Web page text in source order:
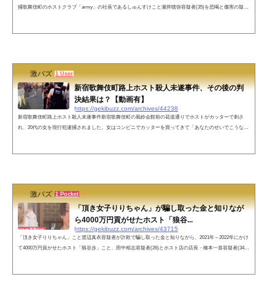
捕歌舞伎町のホストクラブ「army」の社長であるしゅんすけこと瀬井聴弥容疑者(35)を恐喝と傷害の疑い
激バズ 1 User
新宿歌舞伎町路上ホスト殺人未遂事件、その後の判
決結果は？【動画有】
https://gekibuzz.com/archives/44238
新宿歌舞伎町路上ホスト殺人未遂事件新宿歌舞伎町の風鈴会館前の花道通りでホストがカッターで刺さ
れ、20代の女を現行犯逮捕されました。女はコンビニでカッターを買ってきて「あなたのせいでこうなっ
激バズ 1 Pocket
「頂き女子りりちゃん」が騙し取った金と知りなが
ら4000万円貢がせたホスト「狼谷...
https://gekibuzz.com/archives/43715
「頂き女子りりちゃん」こと渡辺真衣容疑者が詐欺で騙し取った金と知りながら、2021年～2022年にかけ
て4000万円貢がせたホスト「狼谷歩」こと、田中裕志容疑者(26)とホスト店の店長・橋本一喜容疑者(34)